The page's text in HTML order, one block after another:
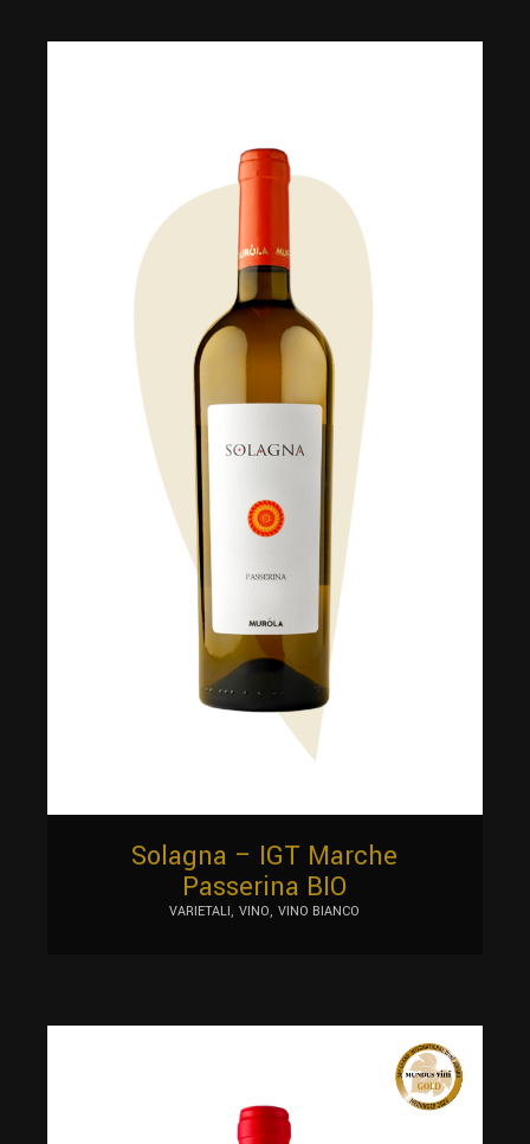
Solagna – IGT Marche
Passerina BIO
VARIETALI VINO VINO BIANCO